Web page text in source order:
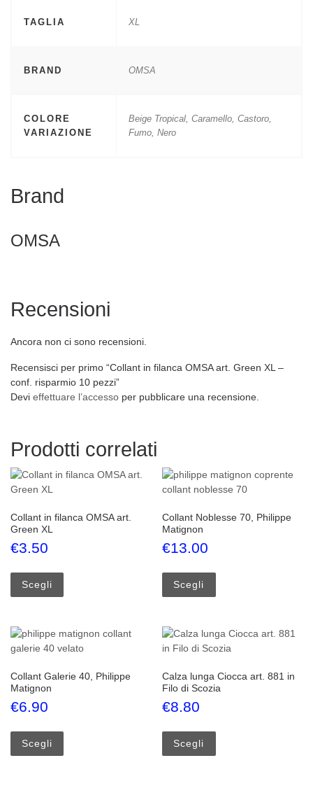
TAGLIA XL
BRAND OMSA
COLORE
VARIAZIONE
Beige Tropical, Caramello, Castoro,
Fumo, Nero
Brand
OMSA
Recensioni
Ancora non ci sono recensioni.
Recensisci per primo “Collant in filanca OMSA art. Green XL –
conf. risparmio 10 pezzi”
Devi effettuare l’accesso per pubblicare una recensione.
Prodotti correlati
Collant in filanca OMSA art.
Green XL
€3.50
Scegli
Collant Noblesse 70, Philippe
Matignon
€13.00
Scegli
Collant Galerie 40, Philippe
Matignon
€6.90
Scegli
Calza lunga Ciocca art. 881 in
Filo di Scozia
€8.80
Scegli